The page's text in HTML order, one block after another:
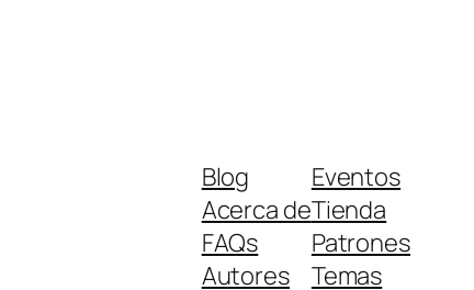
Blog
Acerca de
FAQs
Autores
Eventos
Tienda
Patrones
Temas